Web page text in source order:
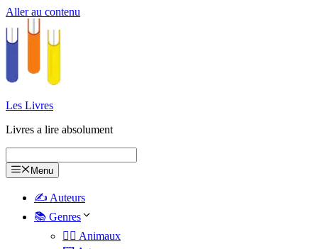
Aller au contenu
Les Livres
Livres a lire absolument
Menu
✍️ Auteurs
📚 Genres
🐕‍🦺 Animaux